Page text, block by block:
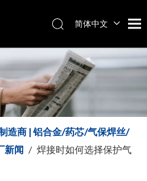
简体中文
Italiano
English
造商 | 铝合金/药芯/气保焊丝/
新闻 / 焊接时如何选择保护气